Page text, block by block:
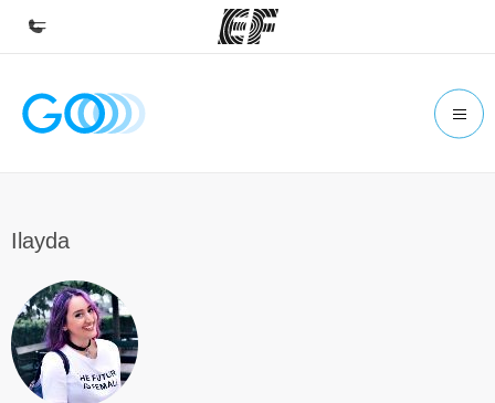
Inicio
Encuentra una oficina
Sobre nosotros
Quiénes somos
Ilayda